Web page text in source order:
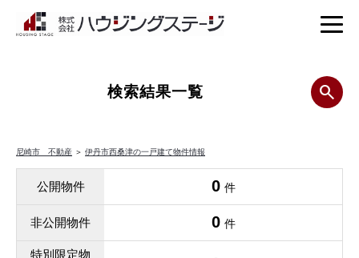
検索結果一覧
尼崎市 不動産 ＞ 伊丹市西桑津の一戸建て物件情報
公開物件 0 件
非公開物件 0 件
特別限定物